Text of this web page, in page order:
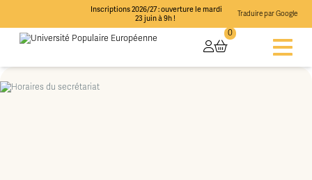
Inscriptions 2026/27 : ouverture le mardi
23 juin à 9h !
Traduire par Google
0